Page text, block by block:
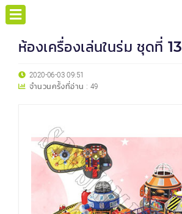
ห้องเครื่องเล่นในร่ม ชุดที่ 13
2020-06-03 09:51
จำนวนครั้งที่อ่าน : 49